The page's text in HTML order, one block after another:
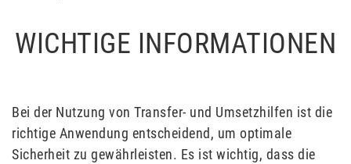
WICHTIGE INFORMATIONEN
Bei der Nutzung von Transfer- und Umsetzhilfen ist die
richtige Anwendung entscheidend, um optimale
Sicherheit zu gewährleisten. Es ist wichtig, dass die